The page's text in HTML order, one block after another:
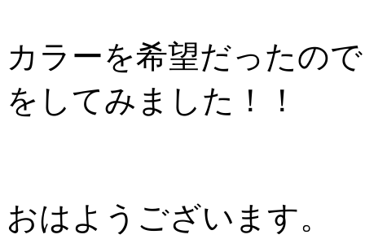
カラーを希望だったの
をしてみました！！
おはようございます。